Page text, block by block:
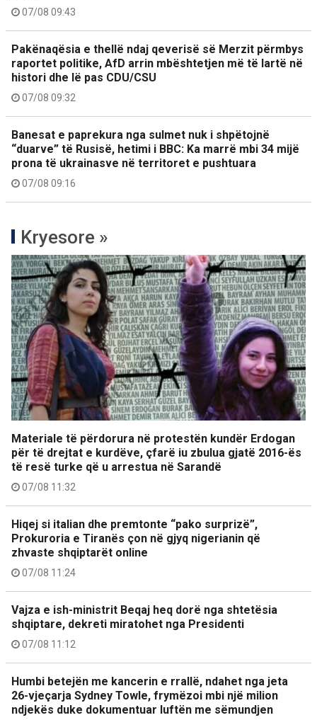
07/08 09:43
Pakënaqësia e thellë ndaj qeverisë së Merzit përmbys
raportet politike, AfD arrin mbështetjen më të lartë në
histori dhe lë pas CDU/CSU
07/08 09:32
Banesat e paprekura nga sulmet nuk i shpëtojnë
“duarve” të Rusisë, hetimi i BBC: Ka marrë mbi 34 mijë
prona të ukrainasve në territoret e pushtuara
07/08 09:16
Kryesore »
Materiale të përdorura në protestën kundër Erdogan
për të drejtat e kurdëve, çfarë iu zbulua gjatë 2016-ës
të resë turke që u arrestua në Sarandë
07/08 11:32
Hiqej si italian dhe premtonte “pako surprizë”,
Prokuroria e Tiranës çon në gjyq nigerianin që
zhvaste shqiptarët online
07/08 11:24
Vajza e ish-ministrit Beqaj heq dorë nga shtetësia
shqiptare, dekreti miratohet nga Presidenti
07/08 11:12
Humbi betejën me kancerin e rrallë, ndahet nga jeta
26-vjeçarja Sydney Towle, frymëzoi mbi një milion
ndjekës duke dokumentuar luftën me sëmundjen